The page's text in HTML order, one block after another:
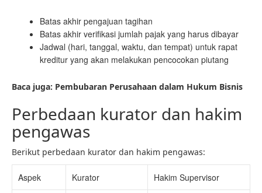
Batas akhir pengajuan tagihan
Batas akhir verifikasi jumlah pajak yang harus dibayar
Jadwal (hari, tanggal, waktu, dan tempat) untuk rapat
kreditur yang akan melakukan pencocokan piutang
Baca juga: Pembubaran Perusahaan dalam Hukum Bisnis
Perbedaan kurator dan hakim
pengawas
Berikut perbedaan kurator dan hakim pengawas:
Aspek Kurator Hakim Supervisor